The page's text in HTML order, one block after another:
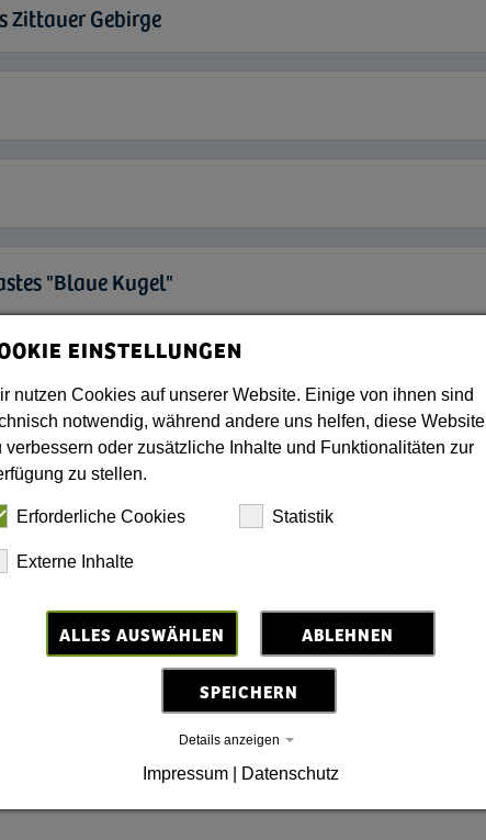
Gebirge
"Blaue Kugel"
Gebirge
EINSTELLUNGEN
nutzen Cookies auf unserer Website. Einige von ihnen sind
notwendig, während andere uns helfen, diese Website
verbessern oder zusätzliche Inhalte und Funktionalitäten zur
zu stellen.
Erforderliche Cookies Statistik
Externe Inhalte
ALLES AUSWÄHLEN ABLEHNEN
SPEICHERN
Details anzeigen
Impressum| Datenschutz